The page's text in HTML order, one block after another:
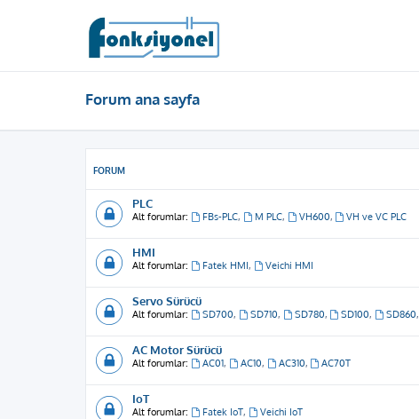
Forum ana sayfa
FORUM
PLC
Alt forumlar: FBs-PLC, M PLC, VH600, VH ve VC PLC
HMI
Alt forumlar: Fatek HMI, Veichi HMI
Servo Sürücü
Alt forumlar: SD700, SD710, SD780, SD100, SD860,
AC Motor Sürücü
Alt forumlar: AC01, AC10, AC310, AC70T
IoT
Alt forumlar: Fatek IoT, Veichi IoT